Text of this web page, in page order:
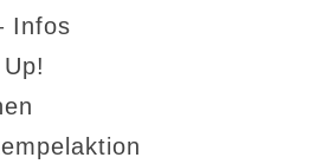
Infos